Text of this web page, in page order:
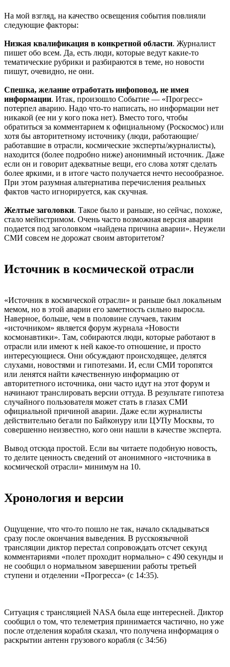
На мой взгляд, на качество освещения события повлияли
следующие факторы:
Низкая квалификация в конкретной области. Журналист
пишет обо всем. Да, есть люди, которые ведут какие-то
тематические рубрики и разбираются в теме, но новости
пишут, очевидно, не они.
Спешка, желание отработать инфоповод, не имея
информации. Итак, произошло Событие — «Прогресс»
потерпел аварию. Надо что-то написать, но информации нет
никакой (ее ни у кого пока нет). Вместо того, чтобы
обратиться за комментарием к официальному (Роскосмос) или
хотя бы авторитетному источнику (люди, работающие/
работавшие в отрасли, космические эксперты/журналисты),
находится (более подробно ниже) анонимный источник. Даже
если он и говорит адекватные вещи, его слова хотят сделать
более яркими, и в итоге часто получается нечто несообразное.
При этом разумная альтернатива перечисления реальных
фактов часто игнорируется, как скучная.
Желтые заголовки. Такое было и раньше, но сейчас, похоже,
стало мейнстримом. Очень часто возможная версия аварии
подается под заголовком «найдена причина аварии». Неужели
СМИ совсем не дорожат своим авторитетом?
Источник в космической отрасли
«Источник в космической отрасли» и раньше был локальным
мемом, но в этой аварии его заметность сильно выросла.
Наверное, больше, чем в половине случаев, таким
«источником» является форум журнала «Новости
космонавтики». Там, собираются люди, которые работают в
отрасли или имеют к ней какое-то отношение, и просто
интересующиеся. Они обсуждают происходящее, делятся
слухами, новостями и гипотезами. И, если СМИ торопятся
или ленятся найти качественную информацию от
авторитетного источника, они часто идут на этот форум и
начинают транслировать версии оттуда. В результате гипотеза
случайного пользователя может стать в глазах СМИ
официальной причиной аварии. Даже если журналисты
действительно бегали по Байконуру или ЦУПу Москвы, то
совершенно неизвестно, кого они нашли в качестве эксперта.
Вывод отсюда простой. Если вы читаете подобную новость,
то делите ценность сведений от анонимного «источника в
космической отрасли» минимум на 10.
Хронология и версии
Ощущение, что что-то пошло не так, начало складываться
сразу после окончания выведения. В русскоязычной
трансляции диктор перестал сопровождать отсчет секунд
комментариями «полет проходит нормально» с 490 секунды и
не сообщил о нормальном завершении работы третьей
ступени и отделении «Прогресса» (с 14:35).
Ситуация с трансляцией NASA была еще интересней. Диктор
сообщил о том, что телеметрия принимается частично, но уже
после отделения корабля сказал, что получена информация о
раскрытии антенн грузового корабля (с 34:56)